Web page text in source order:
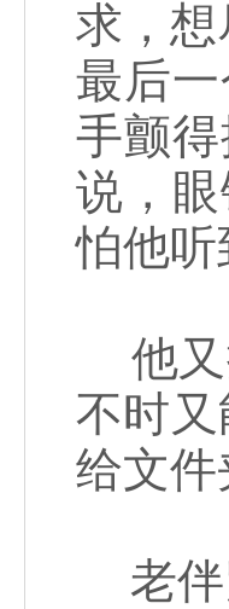
求，
最后
手颤
说，
怕他
他又
不时又
给文件
老伴